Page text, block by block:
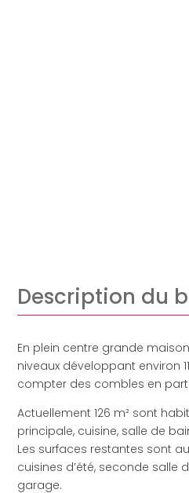
Description du
En plein centre grande
niveaux développant environ
compter des combles en
Actuellement 126 m² sont
principale, cuisine, salle de
Les surfaces restantes sont
cuisines d’été, seconde salle
garage.